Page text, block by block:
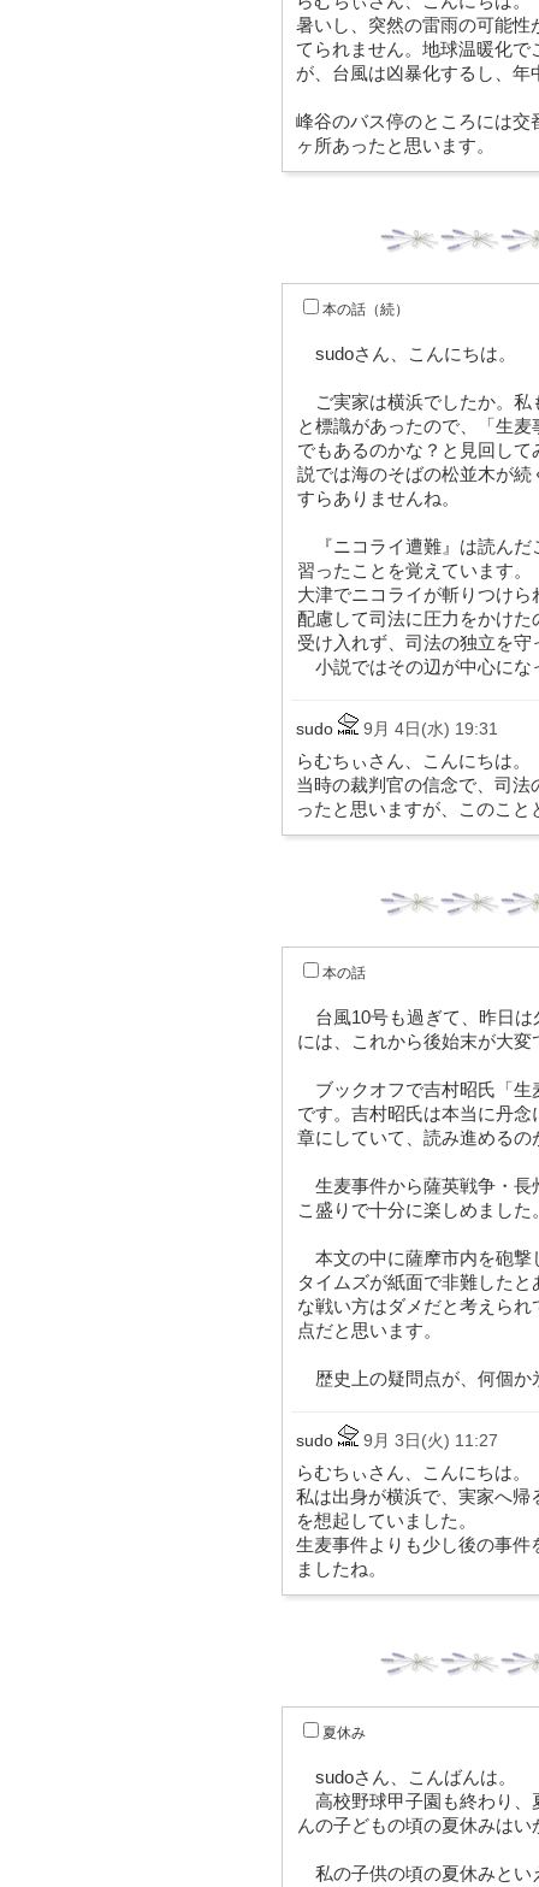
暑いし、突然の雷雨の可能
てられません。地球温暖化
が、台風は凶暴化するし、
峰谷のバス停のところには
ヶ所あったと思います。
本の話（続）
sudoさん、こんにちは。
ご実家は横浜でしたか。私
と標識があったので、「生
でもあるのかな？と見回し
説では海のそばの松並木が
すらありませんね。
『ニコライ遭難』は読んだ
習ったことを覚えています。
大津でニコライが斬りつけ
配慮して司法に圧力をかけ
受け入れず、司法の独立を
小説ではその辺が中心にな
sudo 9月 4日(水) 19:31
らむちぃさん、こんにちは。
当時の裁判官の信念で、司
ったと思いますが、このこ
本の話
台風10号も過ぎて、昨日は
には、これから後始末が大
ブックオフで吉村昭氏「
です。吉村昭氏は本当に丹
章にしていて、読み進め
生麦事件から薩英戦争・長
こ盛りで十分に楽しめました
本文の中に薩摩市内を砲撃
タイムズが紙面で非難した
な戦い方はダメだと考えら
点だと思います。
歴史上の疑問点が、何個か
sudo 9月 3日(火) 11:27
らむちぃさん、こんにちは。
私は出身が横浜で、実家へ
を想起していました。
生麦事件よりも少し後の事件
ましたね。
夏休み
sudoさん、こんばんは。
高校野球甲子園も終わり、
んの子どもの頃の夏休みはい
私の子供の頃の夏休みとい